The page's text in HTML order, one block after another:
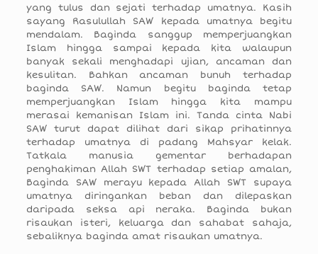
yang tulus dan sejati terhadap umatnya. Kasih
sayang Rasulullah SAW kepada umatnya begitu
mendalam. Baginda sanggup memperjuangkan
Islam hingga sampai kepada kita walaupun
banyak sekali menghadapi ujian, ancaman dan
kesulitan. Bahkan ancaman bunuh terhadap
baginda SAW. Namun begitu baginda tetap
memperjuangkan Islam hingga kita mampu
merasai kemanisan Islam ini. Tanda cinta Nabi
SAW turut dapat dilihat dari sikap prihatinnya
terhadap umatnya di padang Mahsyar kelak.
Tatkala manusia gementar berhadapan
penghakiman Allah SWT terhadap setiap amalan,
Baginda SAW merayu kepada Allah SWT supaya
umatnya diringankan beban dan dilepaskan
daripada seksa api neraka. Baginda bukan
risaukan isteri, keluarga dan sahabat sahaja,
sebaliknya baginda amat risaukan umatnya.